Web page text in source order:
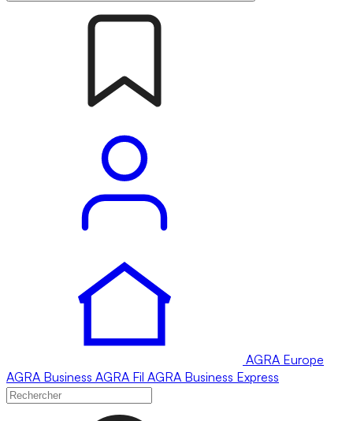
AGRA Europe
AGRA Business AGRA Fil AGRA Business Express